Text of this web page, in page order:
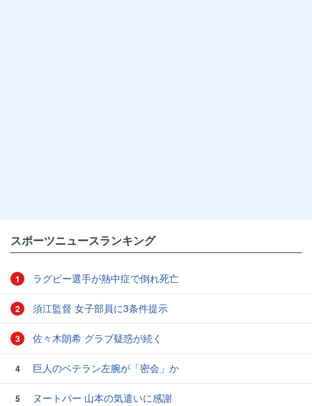
スポーツニュースランキング
1 ラグビー選手が熱中症で倒れ死亡
2 須江監督 女子部員に3条件提示
3 佐々木朗希 グラブ疑惑が続く
4 巨人のベテラン左腕が「密会」か
5
ヌートバー 山本の気遣いに感謝